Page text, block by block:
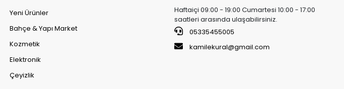
Yeni Ürünler
Bahçe & Yapı Market
Kozmetik
Elektronik
Çeyizlik
Haftaiçi 09:00 - 19:00 Cumartesi 10:00 - 17:00
saatleri arasında ulaşabilirsiniz.
05335455005
kamilekural@gmail.com